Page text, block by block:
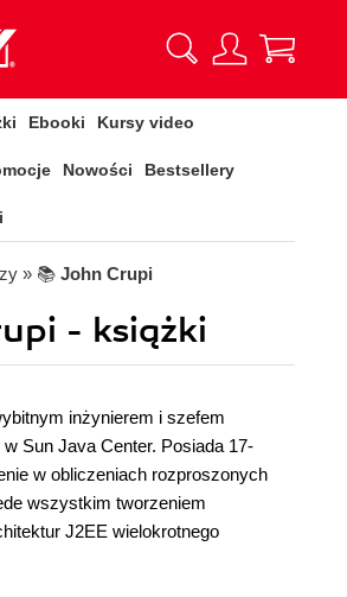
Ebooki Kursy video
Nowości Bestsellery
» 📚 John Crupi
- książki
inżynierem i szefem
Sun Java Center. Posiada 17-
w obliczeniach rozproszonych
wszystkim tworzeniem
J2EE wielokrotnego